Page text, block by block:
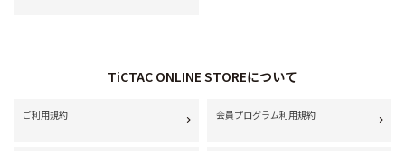
TiCTAC ONLINE STOREについて
ご利用規約 会員プログラム利用規約